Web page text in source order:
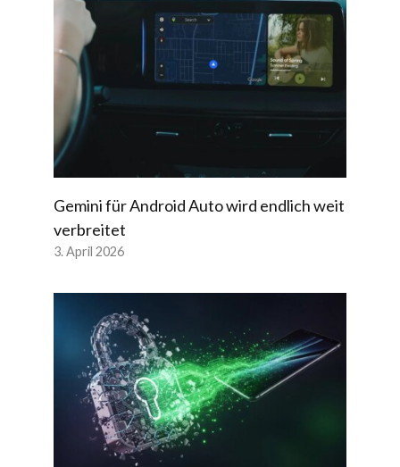
Gemini für Android Auto wird endlich weit
verbreitet
3. April 2026